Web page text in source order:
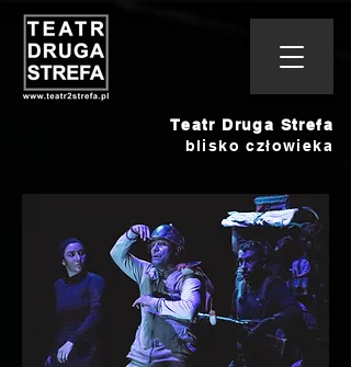
Teatr Druga Strefa
blisko człowieka